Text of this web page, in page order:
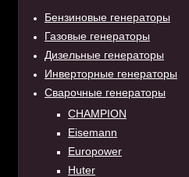
Бензиновые генераторы
Газовые генераторы
Дизельные генераторы
Инверторные генераторы
Сварочные генераторы
CHAMPION
Eisemann
Europower
Huter